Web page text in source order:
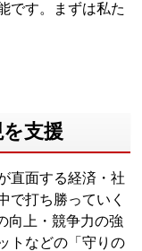
です。まずは私た
支援
直面する経済・社
で打ち勝っていく
向上・競争力の強
トなどの「守りの